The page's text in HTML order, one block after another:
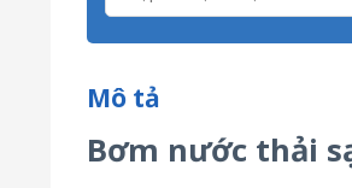
Mô tả
Bơm nước thải